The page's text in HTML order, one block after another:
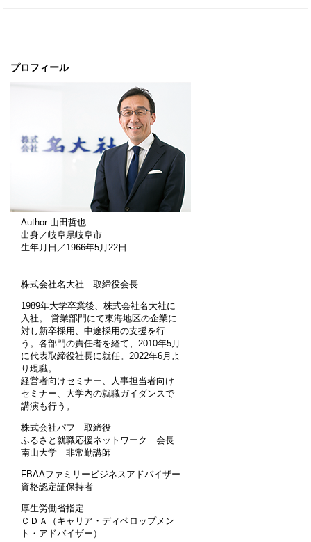
プロフィール
Author:山田哲也
出身／岐阜県岐阜市
生年月日／1966年5月22日
株式会社名大社 取締役会長
1989年大学卒業後、株式会社名大社に
入社。 営業部門にて東海地区の企業に
対し新卒採用、中途採用の支援を行
う。各部門の責任者を経て、2010年5月
に代表取締役社長に就任。2022年6月よ
り現職。
経営者向けセミナー、人事担当者向け
セミナー、大学内の就職ガイダンスで
講演も行う。
株式会社パフ 取締役
ふるさと就職応援ネットワーク 会長
南山大学 非常勤講師
FBAAファミリービジネスアドバイザー
資格認定証保持者
厚生労働省指定
ＣＤＡ（キャリア・ディベロップメン
ト・アドバイザー）